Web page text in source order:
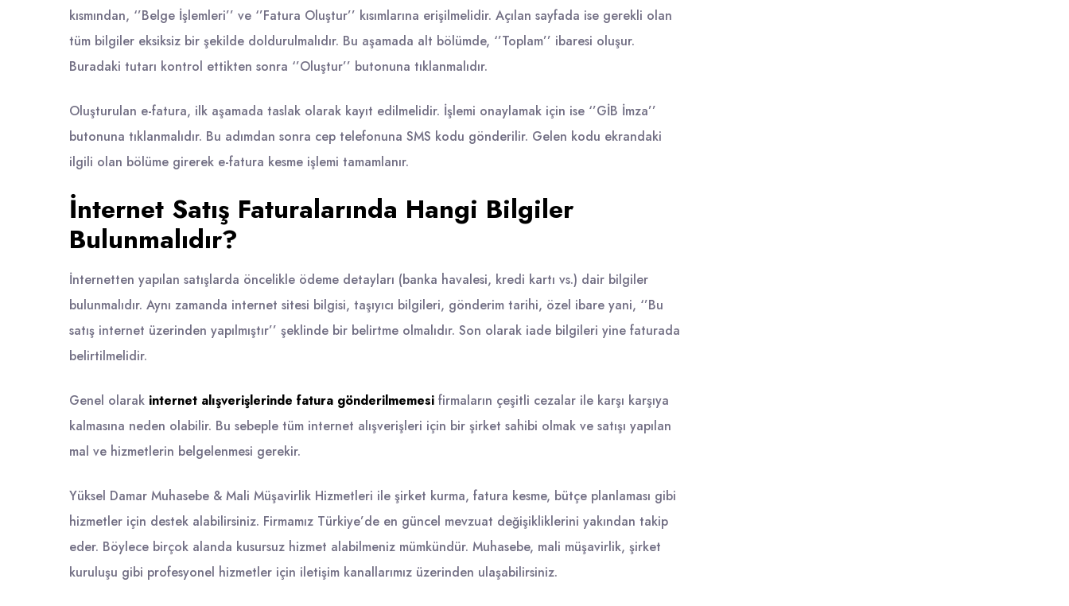
kısmından, ‘’Belge İşlemleri’’ ve ‘’Fatura Oluştur’’ kısımlarına erişilmelidir. Açılan sayfada ise gerekli olan
tüm bilgiler eksiksiz bir şekilde doldurulmalıdır. Bu aşamada alt bölümde, ‘’Toplam’’ ibaresi oluşur.
Buradaki tutarı kontrol ettikten sonra ‘’Oluştur’’ butonuna tıklanmalıdır.
Oluşturulan e-fatura, ilk aşamada taslak olarak kayıt edilmelidir. İşlemi onaylamak için ise ‘’GİB İmza’’
butonuna tıklanmalıdır. Bu adımdan sonra cep telefonuna SMS kodu gönderilir. Gelen kodu ekrandaki
ilgili olan bölüme girerek e-fatura kesme işlemi tamamlanır.
İnternet Satış Faturalarında Hangi Bilgiler
Bulunmalıdır?
İnternetten yapılan satışlarda öncelikle ödeme detayları (banka havalesi, kredi kartı vs.) dair bilgiler
bulunmalıdır. Aynı zamanda internet sitesi bilgisi, taşıyıcı bilgileri, gönderim tarihi, özel ibare yani, ‘’Bu
satış internet üzerinden yapılmıştır’’ şeklinde bir belirtme olmalıdır. Son olarak iade bilgileri yine faturada
belirtilmelidir.
Genel olarak internet alışverişlerinde fatura gönderilmemesi firmaların çeşitli cezalar ile karşı karşıya
kalmasına neden olabilir. Bu sebeple tüm internet alışverişleri için bir şirket sahibi olmak ve satışı yapılan
mal ve hizmetlerin belgelenmesi gerekir.
Yüksel Damar Muhasebe & Mali Müşavirlik Hizmetleri ile şirket kurma, fatura kesme, bütçe planlaması gibi
hizmetler için destek alabilirsiniz. Firmamız Türkiye’de en güncel mevzuat değişikliklerini yakından takip
eder. Böylece birçok alanda kusursuz hizmet alabilmeniz mümkündür. Muhasebe, mali müşavirlik, şirket
kuruluşu gibi profesyonel hizmetler için iletişim kanallarımız üzerinden ulaşabilirsiniz.